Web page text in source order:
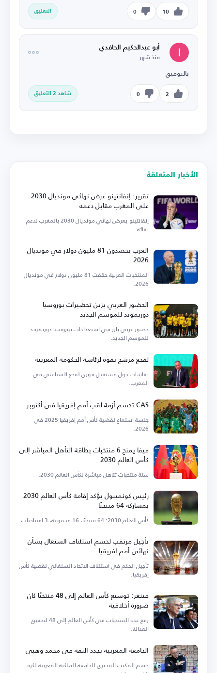
10
0 التعليق
أبو عبدالحكيم الحافدي
منذ شهر
بالتوفيق
2
0 شاهد 2 التعليق
الأخبار المتعلقة
تقرير: إنفانتينو عرض نهائي مونديال 2030
على المغرب مقابل دعمه
إنفانتينو يعرض نهائي مونديال 2030 بالمغرب لدعم
بقائه.
العرب يحصدون 81 مليون دولار في مونديال
2026
المنتخبات العربية حققت 81 مليون دولار في مونديال
2026.
الحضور العربي يزين تحضيرات بوروسيا
دورتموند للموسم الجديد
حضور عربي بارز في استعدادات بوروسيا دورتموند
للموسم الجديد.
لقجع مرشح بقوة لرئاسة الحكومة المغربية
نقاشات حول مستقبل فوزي لقجع السياسي في
المغرب.
CAS تحسم أزمة لقب أمم إفريقيا في أكتوبر
جلسة استماع لقضية كأس أمم إفريقيا 2025 في
2026.
فيفا يمنح 6 منتخبات بطاقة التأهل المباشر إلى
كأس العالم 2030
ستة منتخبات تتأهل مباشرة لكأس العالم 2030.
رئيس كونميبول يؤكد إقامة كأس العالم 2030
بمشاركة 64 منتخبًا
كأس العالم 2030: 64 منتخبًا، 16 مجموعة، 3 افتتاحيات.
تأجيل مرتقب لحسم استئناف السنغال بشأن
نهائي أمم إفريقيا
تأجيل الحكم في استئناف الاتحاد السنغالي لقضية كأس
إفريقيا.
فينغر: توسيع كأس العالم إلى 48 منتخبًا كان
ضرورة أخلاقية
رفع عدد المنتخبات في كأس العالم إلى 48 لتحقيق
العدالة.
الجامعة المغربية تجدد الثقة في محمد وهبي
حسم المكتب المديري للجامعة الملكية المغربية لكرة